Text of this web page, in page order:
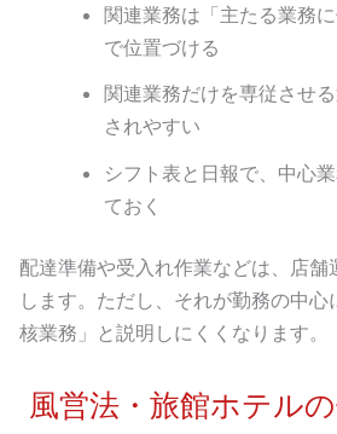
関連業務は「主たる業務
で位置づける
関連業務だけを専従させ
されやすい
シフト表と日報で、中心
ておく
配達準備や受入れ作業などは、店舗
します。ただし、それが勤務の中心
核業務」と説明しにくくなります。
風営法・旅館ホテル